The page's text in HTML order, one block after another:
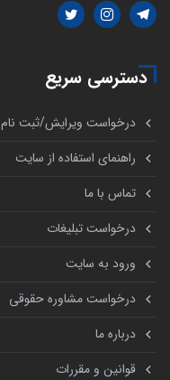
دسترسی سریع
درخواست ویرایش/ثبت نام
راهنمای استفاده از سایت
تماس با ما
درخواست تبلیغات
ورود به سایت
درخواست مشاوره حقوقی
درباره ما
قوانین و مقررات